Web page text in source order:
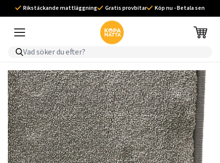
Rikstäckande mattläggning Gratis provbitar Köp nu - Betala sen